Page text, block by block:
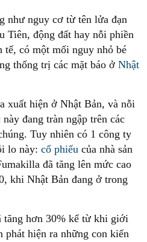
như nguy cơ từ tên lửa đạn
Tiên, động đất hay nỗi phiền
tế, có một mối nguy nhỏ bé
thống trị các mặt báo ở Nhật
xuất hiện ở Nhật Bản, và nỗi
đang tràn ngập trên các
Tuy nhiên có 1 công ty
lo này: cổ phiếu của nhà sản
đã tăng lên mức cao
khi Nhật Bản đang ở trong
tăng hơn 30% kể từ khi giới
phát hiện ra những con kiến